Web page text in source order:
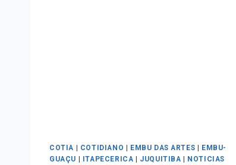
COTIA | COTIDIANO | EMBU DAS ARTES | EMBU-
GUAÇU | ITAPECERICA | JUQUITIBA | NOTICIAS